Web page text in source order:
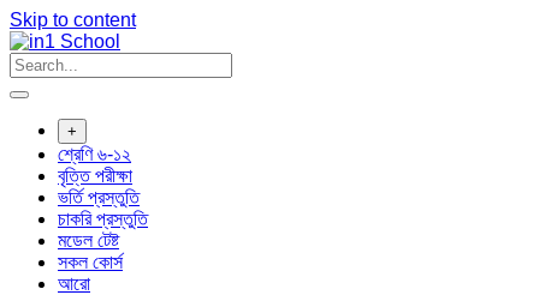
Skip to content
+
শ্রেণি ৬-১২
বৃত্তি পরীক্ষা
ভর্তি প্রস্তুতি
চাকরি প্রস্তুতি
মডেল টেষ্ট
সকল কোর্স
আরো